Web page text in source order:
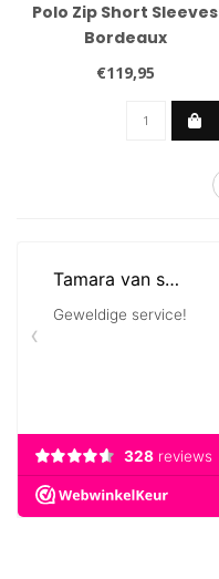
Polo Zip Short Sleeves
Bordeaux
€119,95